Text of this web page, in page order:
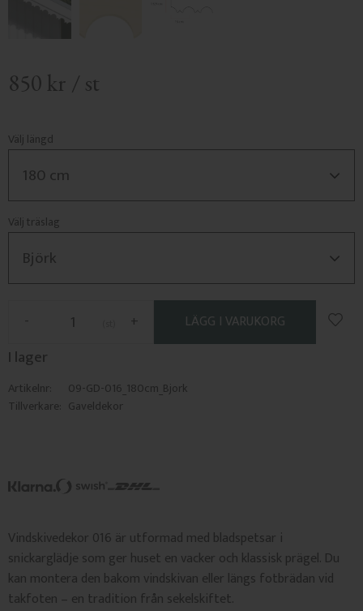
850 kr / st
Välj längd
Välj träslag
+
-
I lager
Artikelnr
09-GD-016_180cm_Bjork
Tillverkare Gaveldekor
Vindskivedekor 016 är utformad med bladspetsar i
snickarglädje som ger huset en vacker och klassisk prägel. Du
kan montera den bakom vindskivan eller längs fotbrädan vid
takfoten – en tradition från sekelskiftet.